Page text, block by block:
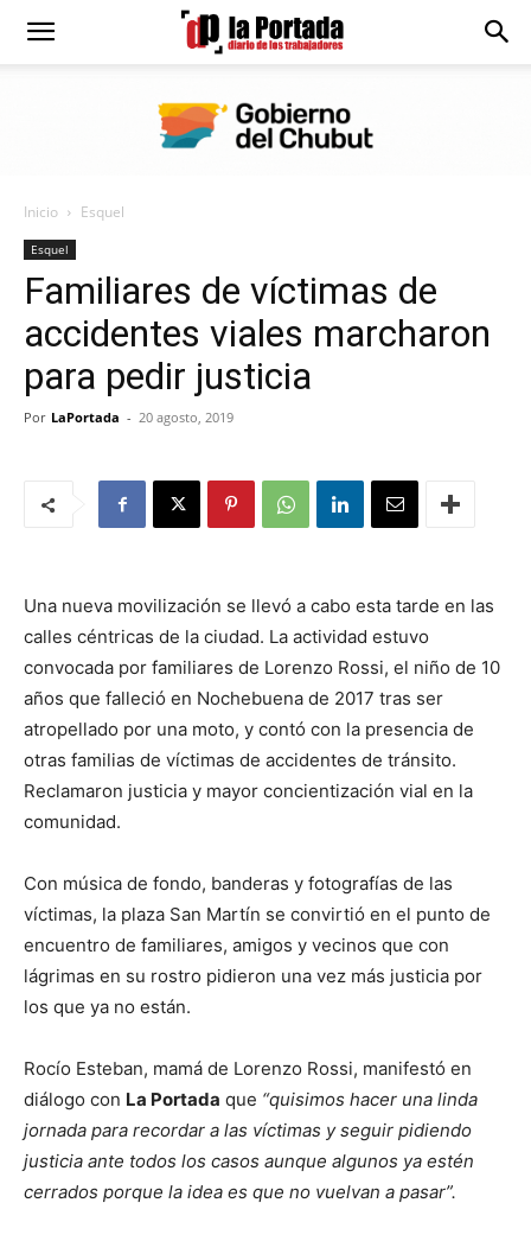
Diario
Portada
Inicio Esquel
Esquel
Familiares de víctimas de
accidentes viales marcharon
para pedir justicia
Por LaPortada - 20 agosto, 2019
Una nueva movilización se llevó a cabo esta tarde en las
calles céntricas de la ciudad. La actividad estuvo
convocada por familiares de Lorenzo Rossi, el niño de 10
años que falleció en Nochebuena de 2017 tras ser
atropellado por una moto, y contó con la presencia de
otras familias de víctimas de accidentes de tránsito.
Reclamaron justicia y mayor concientización vial en la
comunidad.
Con música de fondo, banderas y fotografías de las
víctimas, la plaza San Martín se convirtió en el punto de
encuentro de familiares, amigos y vecinos que con
lágrimas en su rostro pidieron una vez más justicia por
los que ya no están.
Rocío Esteban, mamá de Lorenzo Rossi, manifestó en
diálogo con La Portada que “quisimos hacer una linda
jornada para recordar a las víctimas y seguir pidiendo
justicia ante todos los casos aunque algunos ya estén
cerrados porque la idea es que no vuelvan a pasar”.